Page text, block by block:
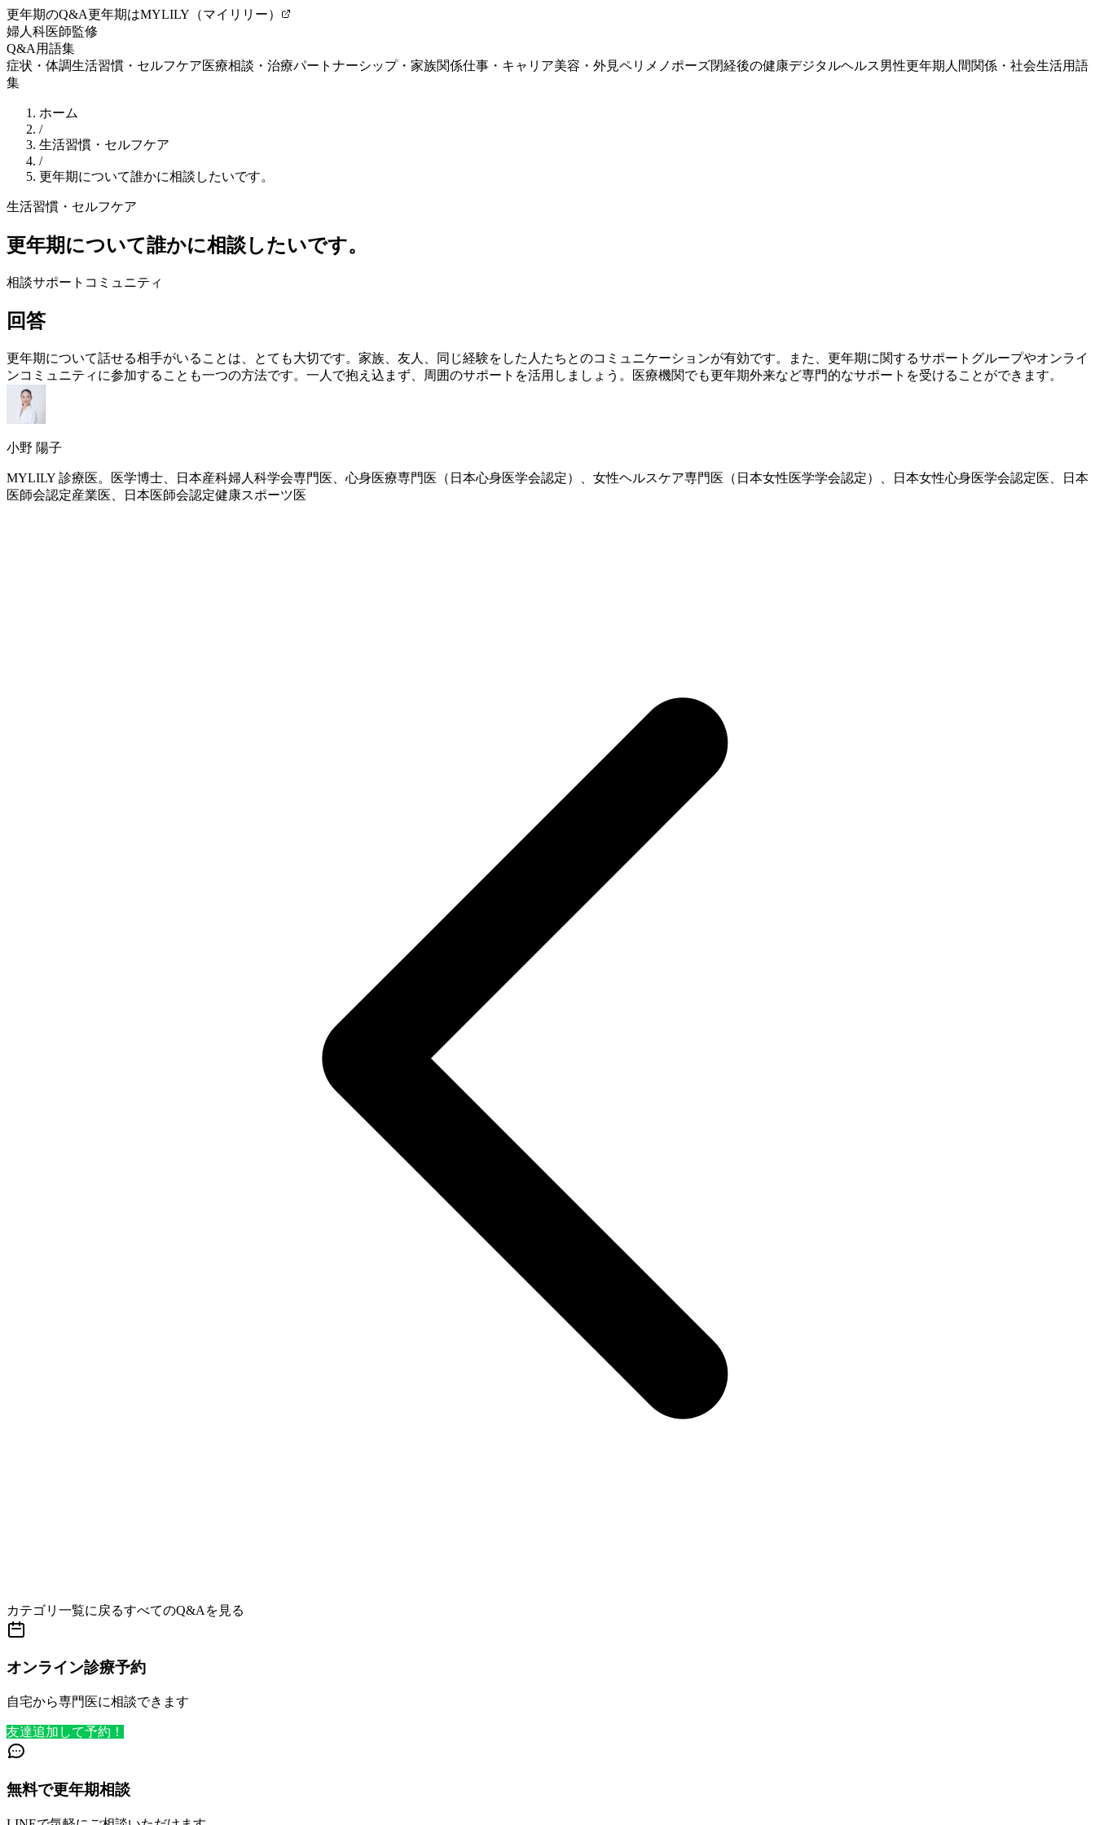
更年期のQ&A更年期はMYLILY（マイリリー）
婦人科医師監修
Q&A 用語集
症状・体調生活習慣・セルフケア医療相談・治療パートナーシップ・家族関係仕事・キャリア美容・外見ペリメノポーズ閉経後の健康デジタルヘルス男性更年期 人間関係・社会生活用語
集
ホーム
/
生活習慣・セルフケア
/
更年期について誰かに相談したいです。
生活習慣・セルフケア
更年期について誰かに相談したいです。
相談サポート コミュニティ
回答
更年期について話せる相手がいることは、とても大切です。家族、友人、同じ経験をした人たちとのコミュニケーションが有効です。また、 更年期に関するサポートグループやオンライ
ンコミュニティに参加することも一つの方法です。一人で抱え込まず、周囲のサポートを活用しましょう。医療機関でも更年期外来など専門的なサポートを受けることができます。
小野 陽子
MYLILY 診療医。医学博士、日本産科婦人科学会専門医、心身医療専門医（日本心身医学会認定）、女性ヘルスケア専門医（日本女性医学学会認定）、日本女性心身医学会認定医、日本
医師会認定産業医、日本医師会認定健康スポーツ医
カテゴリ一覧に戻るすべてのQ&Aを見る
オンライン診療予約
自宅から専門医に相談できます
友達追加して予約！
無料で更年期相談